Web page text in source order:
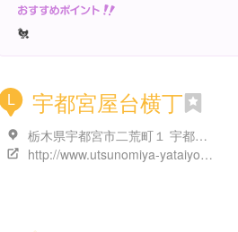
🐔
L 宇都宮屋台横丁
栃木県宇都宮市二荒町１ 宇都宮屋台横丁
http://www.utsunomiya-yataiyokocho.com/